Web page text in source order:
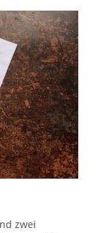
zwei